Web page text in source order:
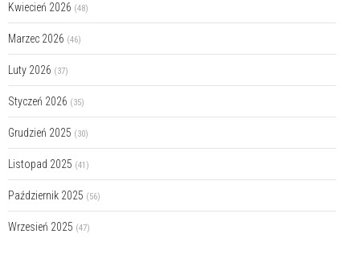
Kwiecień 2026 (48)
Marzec 2026 (46)
Luty 2026 (37)
Styczeń 2026 (35)
Grudzień 2025 (30)
Listopad 2025 (41)
Październik 2025 (56)
Wrzesień 2025 (47)